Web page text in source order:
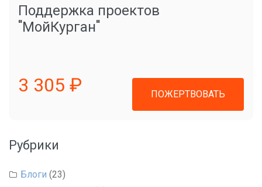
Поддержка проектов
"МойКурган"
3 305 ₽ ПОЖЕРТВОВАТЬ
Рубрики
Блоги (23)